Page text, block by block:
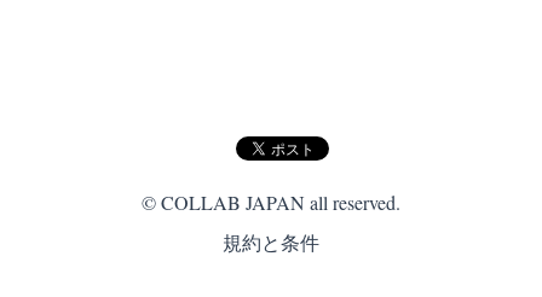
© COLLAB JAPAN all reserved.
規約と条件